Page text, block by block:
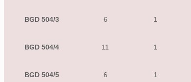
BGD 504/3 6 1
BGD 504/4 11 1
BGD 504/5 6 1